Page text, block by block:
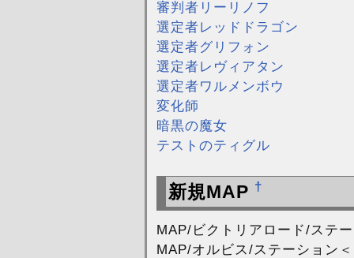
審判者リーリノフ
選定者レッドドラゴン
選定者グリフォン
選定者レヴィアタン
選定者ワルメンボウ
変化師
暗黒の魔女
テストのティグル
新規MAP †
MAP/ビクトリアロード/ステ
MAP/オルビス/ステーション